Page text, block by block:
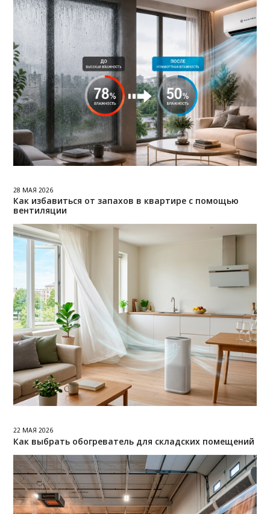
28 МАЯ 2026
Как избавиться от запахов в квартире с помощью
вентиляции
22 МАЯ 2026
Как выбрать обогреватель для складских помещений